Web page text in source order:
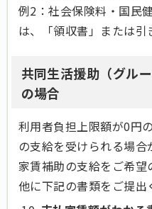
例2：社会保険料・国民
は、「領収書」または
共同生活援助（グル
の場合
利用者負担上限額が0円
の支給を受けられる場合
家賃補助の支給をご希
他に下記の書類をご提出